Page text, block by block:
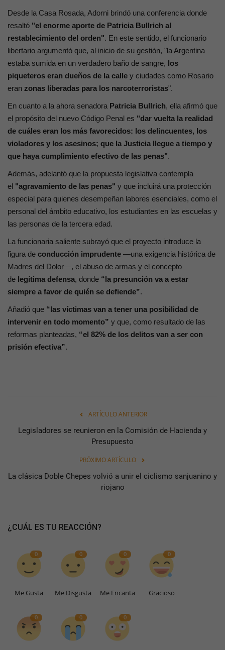
Desde la Casa Rosada, Adorni brindó una conferencia donde
resaltó "el enorme aporte de Patricia Bullrich al
restablecimiento del orden". En este sentido, el funcionario
libertario argumentó que, al inicio de su gestión, "la Argentina
estaba sumida en un verdadero baño de sangre, los
piqueteros eran dueños de la calle y ciudades como Rosario
eran zonas liberadas para los narcoterroristas".
En cuanto a la ahora senadora Patricia Bullrich, ella afirmó que
el propósito del nuevo Código Penal es "dar vuelta la realidad
de cuáles eran los más favorecidos: los delincuentes, los
violadores y los asesinos; que la Justicia llegue a tiempo y
que haya cumplimiento efectivo de las penas".
Además, adelantó que la propuesta legislativa contempla
el "agravamiento de las penas" y que incluirá una protección
especial para quienes desempeñan labores esenciales, como el
personal del ámbito educativo, los estudiantes en las escuelas y
las personas de la tercera edad.
La funcionaria saliente subrayó que el proyecto introduce la
figura de conducción imprudente —una exigencia histórica de
Madres del Dolor—, el abuso de armas y el concepto
de legítima defensa, donde “la presunción va a estar
siempre a favor de quién se defiende”.
Añadió que “las víctimas van a tener una posibilidad de
intervenir en todo momento” y que, como resultado de las
reformas planteadas, “el 82% de los delitos van a ser con
prisión efectiva”.
ARTÍCULO ANTERIOR
Legisladores se reunieron en la Comisión de Hacienda y
Presupuesto
PRÓXIMO ARTÍCULO
La clásica Doble Chepes volvió a unir el ciclismo sanjuanino y
riojano
¿CUÁL ES TU REACCIÓN?
0
Me Gusta
0
Me Disgusta
0
Me Encanta
0
Gracioso
0 0 0